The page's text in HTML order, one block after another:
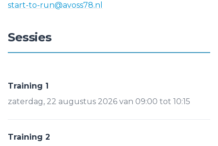
start-to-run@avoss78.nl
Sessies
Training 1
zaterdag, 22 augustus 2026 van 09:00 tot 10:15
Training 2